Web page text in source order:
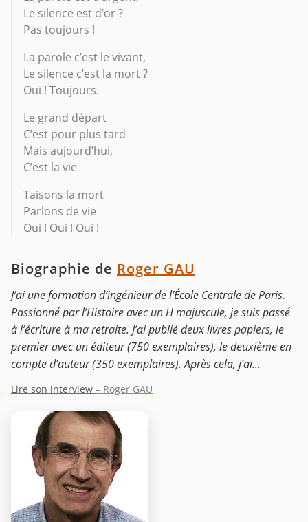
Le silence est d’or ?
Pas toujours !
La parole c’est le vivant,
Le silence c’est la mort ?
Oui ! Toujours.
Le grand départ
C’est pour plus tard
Mais aujourd’hui,
C’est la vie
Taisons la mort
Parlons de vie
Oui ! Oui ! Oui !
Biographie de Roger GAU
J’ai une formation d’ingénieur de l’École Centrale de Paris.
Passionné par l’Histoire avec un H majuscule, je suis passé
à l’écriture à ma retraite. J’ai publié deux livres papiers, le
premier avec un éditeur (750 exemplaires), le deuxième en
compte d’auteur (350 exemplaires). Après cela, j’ai...
Lire son interview – Roger GAU